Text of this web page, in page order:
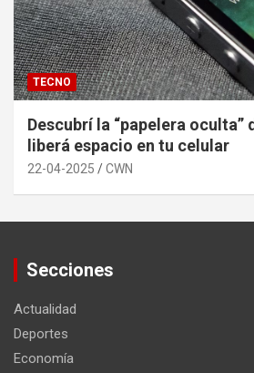
TECNO
Descubrí la “papelera oculta”
liberá espacio en tu celular
22-04-2025 CWN
Secciones
Actualidad
Deportes
Economía